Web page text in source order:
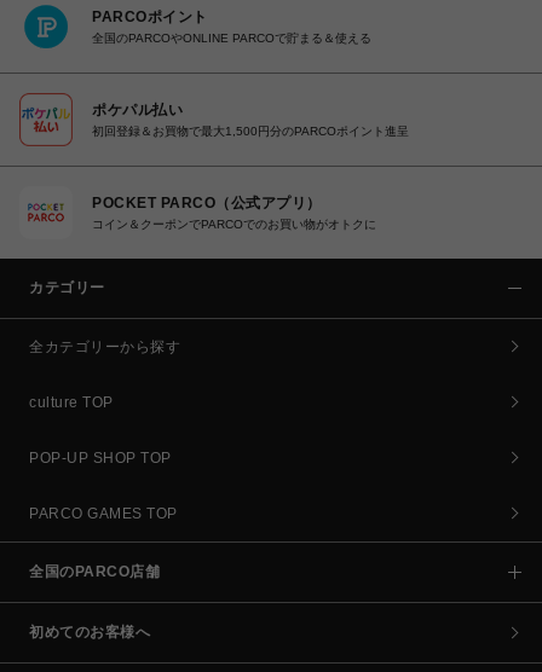
PARCOポイント
全国のPARCOやONLINE PARCOで貯まる＆使える
ポケパル払い
初回登録＆お買物で最大1,500円分のPARCOポイント進呈
POCKET PARCO（公式アプリ）
コイン＆クーポンでPARCOでのお買い物がオトクに
カテゴリー
全カテゴリーから探す
culture TOP
POP-UP SHOP TOP
PARCO GAMES TOP
全国のPARCO店舗
初めてのお客様へ